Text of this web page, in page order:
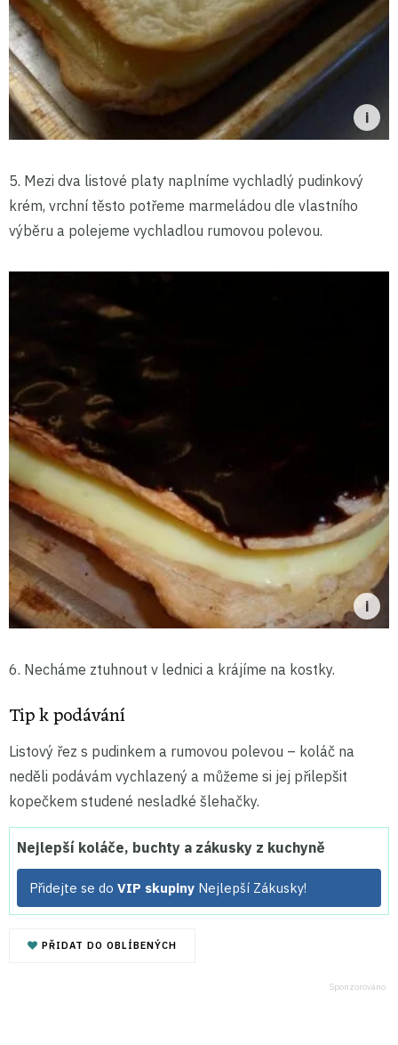
5. Mezi dva listové platy naplníme vychladlý pudinkový
krém, vrchní těsto potřeme marmeládou dle vlastního
výběru a polejeme vychladlou rumovou polevou.
6. Necháme ztuhnout v lednici a krájíme na kostky.
Tip k podávání
Listový řez s pudinkem a rumovou polevou – koláč na
neděli podávám vychlazený a můžeme si jej přilepšit
kopečkem studené nesladké šlehačky.
Nejlepší koláče, buchty a zákusky z kuchyně
Přidejte se do VIP skupiny Nejlepší Zákusky!
PŘIDAT DO OBLÍBENÝCH